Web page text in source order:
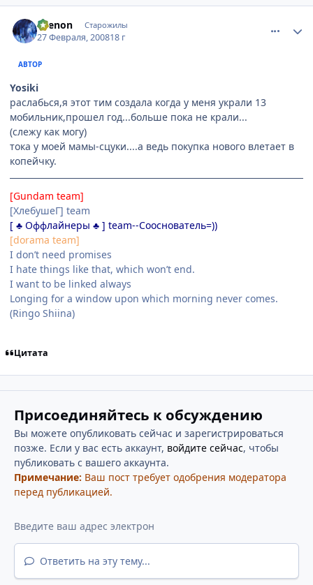
Ksenon Старожилы
27 Февраля, 200818 г
АВТОР
Yosiki
раслабься,я этот тим создала когда у меня украли 13
мобильник,прошел год...больше пока не крали...
(слежу как могу)
тока у моей мамы-сцуки....а ведь покупка нового влетает в
копейчку.
[Gundam team]
[ХлебушеГ] team
[ ♣ Оффлайнеры ♣ ] team--Сооснователь=))
[dorama team]
I don’t need promises
I hate things like that, which won’t end.
I want to be linked always
Longing for a window upon which morning never comes.
(Ringo Shiina)
Цитата
Присоединяйтесь к обсуждению
Вы можете опубликовать сейчас и зарегистрироваться
позже. Если у вас есть аккаунт, войдите сейчас, чтобы
публиковать с вашего аккаунта.
Примечание: Ваш пост требует одобрения модератора
перед публикацией.
Ответить на эту тему...